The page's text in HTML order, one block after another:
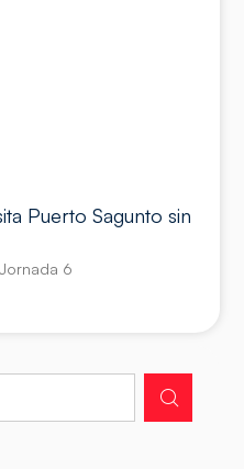
Puerto Sagunto sin
6